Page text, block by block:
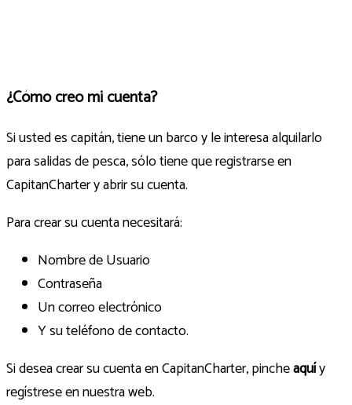
¿Cómo creo mi cuenta?
Si usted es capitán, tiene un barco y le interesa alquilarlo
para salidas de pesca, sólo tiene que registrarse en
CapitanCharter y abrir su cuenta.
Para crear su cuenta necesitará:
Nombre de Usuario
Contraseña
Un correo electrónico
Y su teléfono de contacto.
Si desea crear su cuenta en CapitanCharter, pincheaquíy
regístrese en nuestra web.